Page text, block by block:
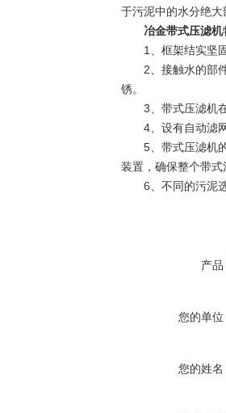
于污泥中的水分绝
冶金带式压滤机
1、框架结实坚固
2、接触水的部件
锈。
3、带式压滤机在
4、设有自动滤网
5、带式压滤机的
装置，确保整个带
6、不同的污泥选
产品
您的单位
您的姓名